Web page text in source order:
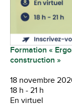
Formation «
construction »
18 novembre
18 h - 21 h
En virtuel